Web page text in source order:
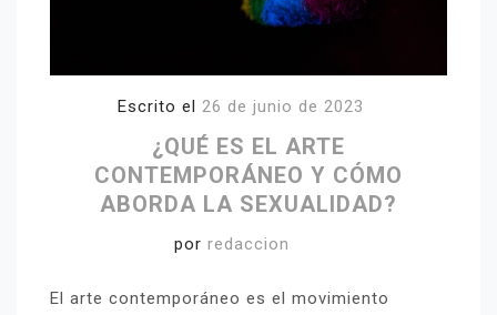
Escrito el 26 de junio de 2023
¿QUÉ ES EL ARTE
CONTEMPORÁNEO Y CÓMO
ABORDA LA SEXUALIDAD?
por redaccion
El arte contemporáneo es el movimiento